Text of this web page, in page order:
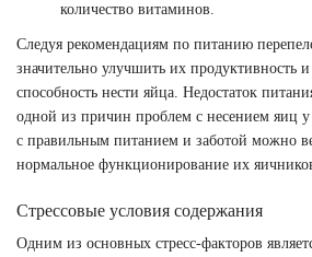
количество витаминов.
Следуя рекомендациям по питанию
значительно улучшить их продуктивность
способность нести яйца. Недостаток
одной из причин проблем с несением яиц
с правильным питанием и заботой можно
нормальное функционирование их
Стрессовые условия содержания
Одним из основных стресс-факторов